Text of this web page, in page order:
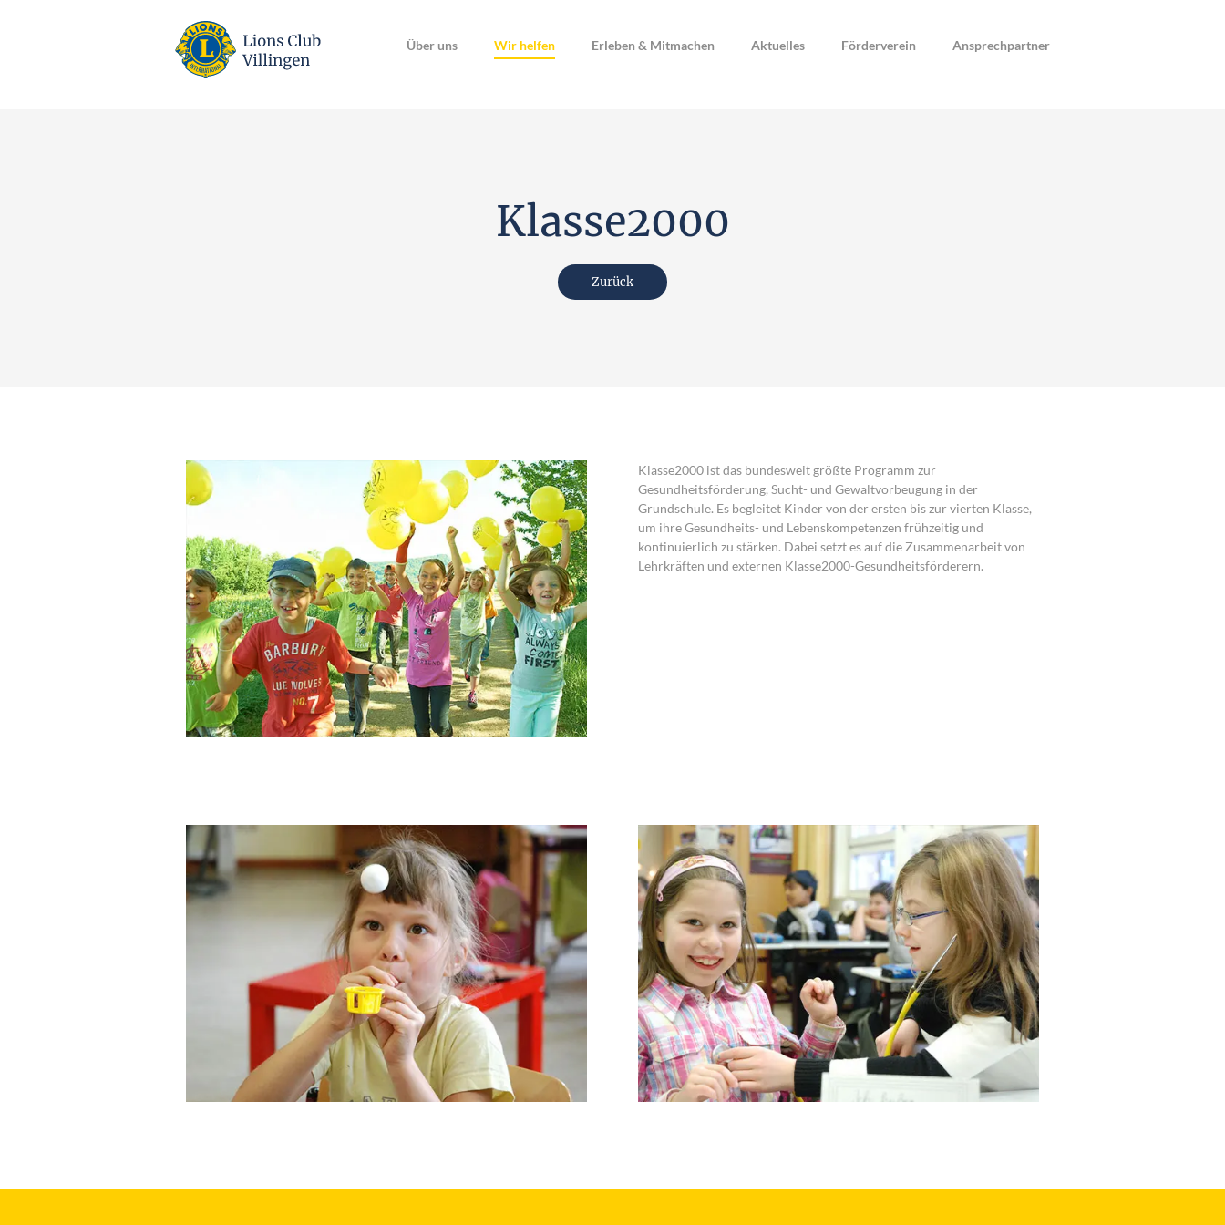
Über uns Wir helfen Erleben & Mitmachen Aktuelles Förderverein Ansprechpartner
Klasse2000
Zurück
Klasse2000 ist das bundesweit größte Programm zur
Gesundheitsförderung, Sucht- und Gewaltvorbeugung in der
Grundschule. Es begleitet Kinder von der ersten bis zur vierten Klasse,
um ihre Gesundheits- und Lebenskompetenzen frühzeitig und
kontinuierlich zu stärken. Dabei setzt es auf die Zusammenarbeit von
Lehrkräften und externen Klasse2000-Gesundheitsförderern.